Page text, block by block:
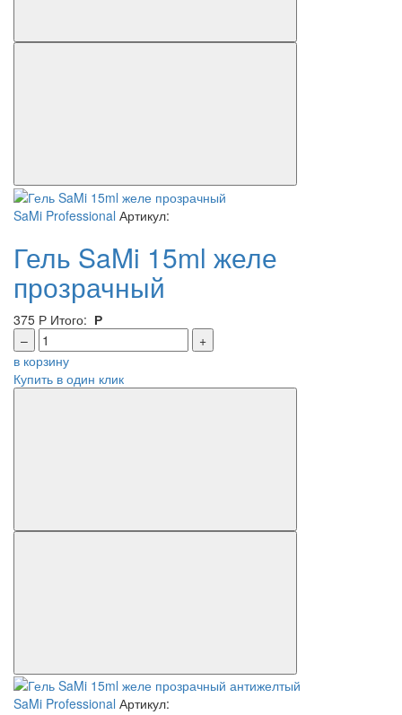
SaMi Professional Артикул:
Гель SaMi 15ml желе
прозрачный
375 Р Итого: Р
–
+
в корзину
Купить в один клик
SaMi Professional Артикул: